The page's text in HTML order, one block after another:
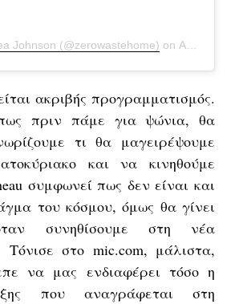
Johnson (@zerowastehome) on Apr 13, 2020 at 3:00pm PDT
ακριβής προγραμματισμός.
πριν πάμε για ψώνια, θα
τι θα μαγειρέψουμε
και να κινηθούμε
συμφωνεί πως δεν είναι και
του κόσμου, όμως θα γίνει
συνηθίσουμε στη νέα
Τόνισε στο mic.com, μάλιστα,
να μας ενδιαφέρει τόσο η
που αναγράφεται στη